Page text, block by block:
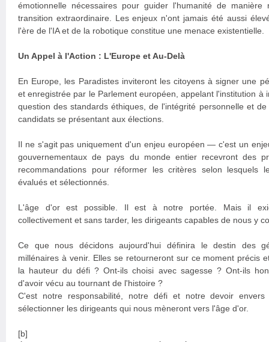
émotionnelle nécessaires pour guider l'humanité de manière
transition extraordinaire. Les enjeux n'ont jamais été aussi
l'ère de l'IA et de la robotique constitue une menace existentielle.
Un Appel à l'Action : L'Europe et Au-Delà
En Europe, les Paradistes inviteront les citoyens à signer une
et enregistrée par le Parlement européen, appelant l'institution à
question des standards éthiques, de l'intégrité personnelle et
candidats se présentant aux élections.
Il ne s'agit pas uniquement d'un enjeu européen — c'est un
gouvernementaux de pays du monde entier recevront des
recommandations pour réformer les critères selon lesquels
évalués et sélectionnés.
L'âge d'or est possible. Il est à notre portée. Mais il
collectivement et sans tarder, les dirigeants capables de nous y
Ce que nous décidons aujourd'hui définira le destin des
millénaires à venir. Elles se retourneront sur ce moment précis
la hauteur du défi ? Ont-ils choisi avec sagesse ? Ont-ils
d'avoir vécu au tournant de l'histoire ?
C'est notre responsabilité, notre défi et notre devoir
sélectionner les dirigeants qui nous mèneront vers l'âge d'or.
[b]